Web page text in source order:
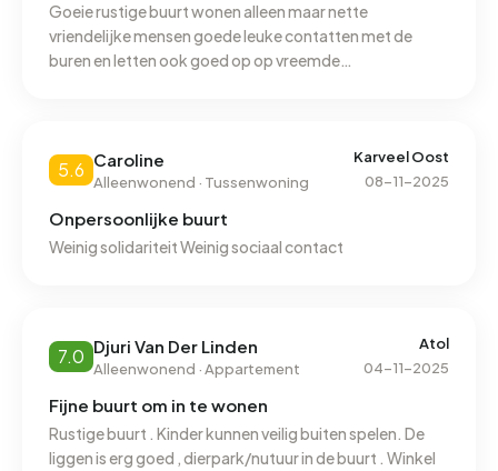
Goeie rustige buurt wonen alleen maar nette
vriendelijke mensen goede leuke contatten met de
buren en letten ook goed op op vreemde
5.6 Caroline
Alleenwonend · Tussenwoning
Karveel Oost
08-11-2025
Onpersoonlijke buurt
Weinig solidariteit Weinig sociaal contact
7.0 Djuri Van Der Linden
Alleenwonend · Appartement
Atol
04-11-2025
Fijne buurt om in te wonen
Rustige buurt . Kinder kunnen veilig buiten spelen. De
liggen is erg goed , dierpark/nutuur in de buurt . Winkel